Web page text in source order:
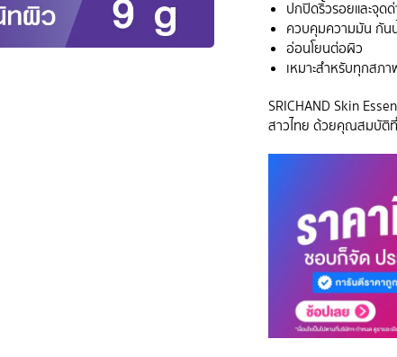
ปกปิดริ้วรอยและจุด
ควบคุมความมัน กัน
อ่อนโยนต่อผิว
เหมาะสำหรับทุกสภ
SRICHAND Skin
สาวไทย ด้วยคุณสมบัติที่